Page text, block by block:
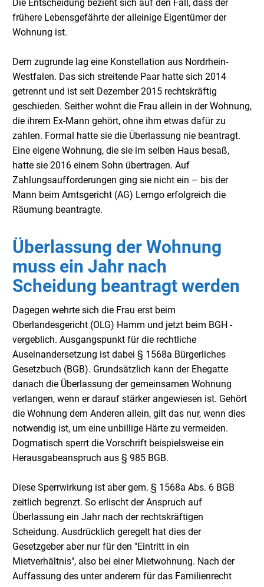
Die Entscheidung bezieht sich auf den Fall, dass der
frühere Lebensgefährte der alleinige Eigentümer der
Wohnung ist.
Dem zugrunde lag eine Konstellation aus Nordrhein-
Westfalen. Das sich streitende Paar hatte sich 2014
getrennt und ist seit Dezember 2015 rechtskräftig
geschieden. Seither wohnt die Frau allein in der Wohnung,
die ihrem Ex-Mann gehört, ohne ihm etwas dafür zu
zahlen. Formal hatte sie die Überlassung nie beantragt.
Eine eigene Wohnung, die sie im selben Haus besaß,
hatte sie 2016 einem Sohn übertragen. Auf
Zahlungsaufforderungen ging sie nicht ein – bis der
Mann beim Amtsgericht (AG) Lemgo erfolgreich die
Räumung beantragte.
Überlassung der Wohnung
muss ein Jahr nach
Scheidung beantragt werden
Dagegen wehrte sich die Frau erst beim
Oberlandesgericht (OLG) Hamm und jetzt beim BGH -
vergeblich. Ausgangspunkt für die rechtliche
Auseinandersetzung ist dabei § 1568a Bürgerliches
Gesetzbuch (BGB). Grundsätzlich kann der Ehegatte
danach die Überlassung der gemeinsamen Wohnung
verlangen, wenn er darauf stärker angewiesen ist. Gehört
die Wohnung dem Anderen allein, gilt das nur, wenn dies
notwendig ist, um eine unbillige Härte zu vermeiden.
Dogmatisch sperrt die Vorschrift beispielsweise ein
Herausgabeanspruch aus § 985 BGB.
Diese Sperrwirkung ist aber gem. § 1568a Abs. 6 BGB
zeitlich begrenzt. So erlischt der Anspruch auf
Überlassung ein Jahr nach der rechtskräftigen
Scheidung. Ausdrücklich geregelt hat dies der
Gesetzgeber aber nur für den "Eintritt in ein
Mietverhältnis", also bei einer Mietwohnung. Nach der
Auffassung des unter anderem für das Familienrecht